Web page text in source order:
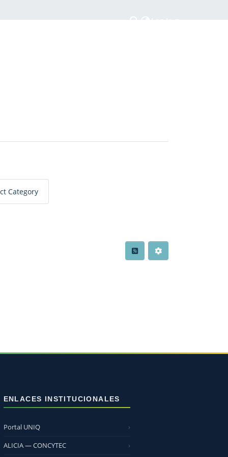
Category
ENLACES INSTITUCIONALES
Portal UNIQ
ALICIA — CONCYTEC